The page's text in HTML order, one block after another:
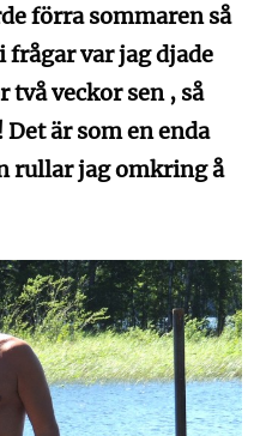
förra sommaren så
frågar var jag djade
veckor sen , så
är som en enda
rullar jag omkring å